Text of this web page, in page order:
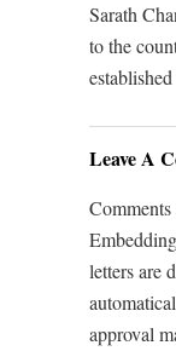
Sarath
to the
Leave A
letters are
approval